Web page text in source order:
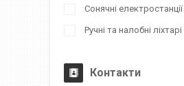
1000329-Black-BL
Сонячні електростанції
Ручні та налобні ліхтарі
Контакти